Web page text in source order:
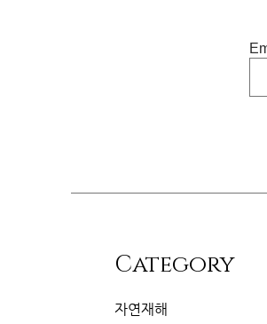
​Category
자연재해